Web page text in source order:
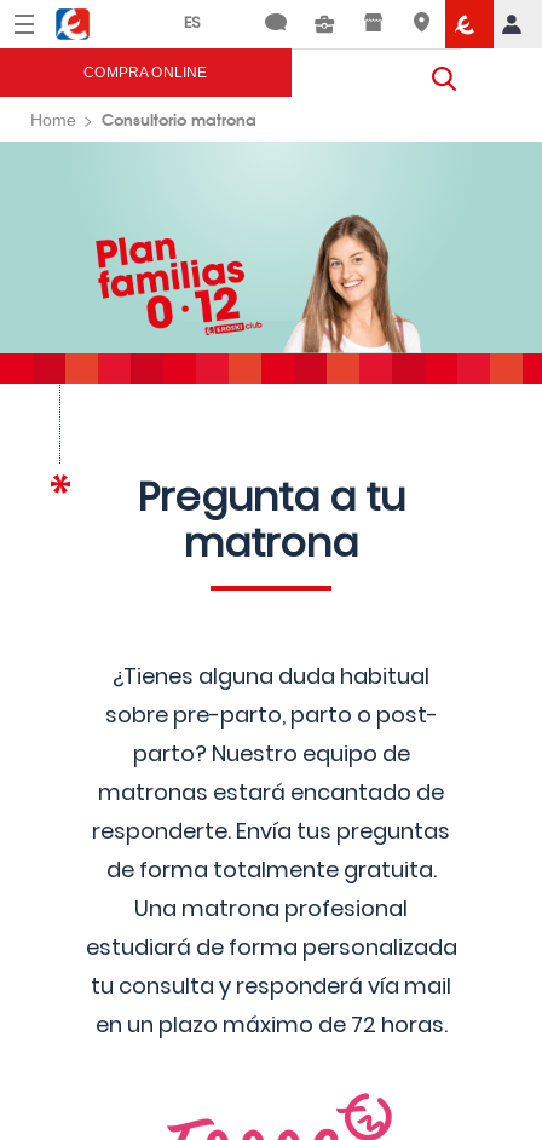
Menú Eroski
COMPRA ONLINE
Home Consultorio matrona
Pregunta a tu
matrona
¿Tienes alguna duda habitual
sobre pre-parto, parto o post-
parto? Nuestro equipo de
matronas estará encantado de
responderte. Envía tus preguntas
de forma totalmente gratuita.
Una matrona profesional
estudiará de forma personalizada
tu consulta y responderá vía mail
en un plazo máximo de 72 horas.